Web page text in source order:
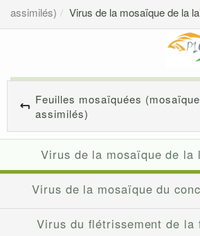
assimilés)
Virus de la mosaïque de la
Feuilles mosaïquées
assimilés)
Virus de la mosaïque de la
Virus de la mosaïque du
Virus du flétrissement de la